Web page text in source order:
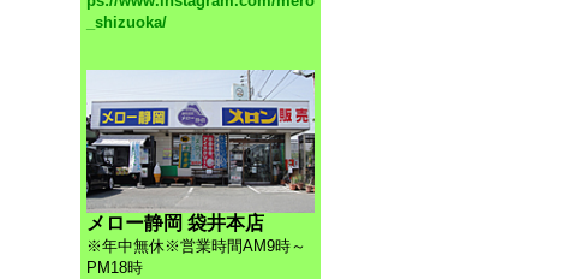
_shizuoka/
メロー静岡 袋井本店
※年中無休※営業時間AM9時～
PM18時